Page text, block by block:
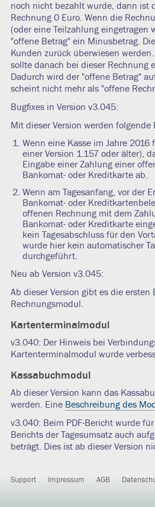
noch nicht bezahlt wurde, dann ist
Rechnung 0 Euro. Wenn die
(oder eine Teilzahlung eingetragen
"offene Betrag" ein Minusbetrag.
Kunden zurück überwiesen
sollte danach bei dieser Rechnung
Dadurch wird der "offene Betrag"
scheint nicht mehr als "offene
Bugfixes in Version v3.045:
Mit dieser Version werden folgende
Wenn eine Kasse im Jahre
einer Version 1.157 oder älter),
Eingabe einer Zahlung einer
Bankomat- oder Kreditkarte ab.
Wenn am Tagesanfang, vor der
Bankomat- oder
offenen Rechnung mit dem
Bankomat- oder Kreditkarte
kein Tagesabschluss für den
wurde hier kein automatischer
durchgeführt.
Neu ab Version v3.045:
Ab dieser Version gibt es die ersten
Rechnungsmodul.
Kartenterminalmodul
v3.040: Der Hinweis bei
Kartenterminalmodul wurde
Kassabuchmodul
Ab dieser Version kann das
werden. Eine Beschreibung des
v3.040: Beim PDF-Bericht wurde
Berichts der Tagesumsatz auch
beträgt. Dies ist ab dieser Version
Support Impressum AGB